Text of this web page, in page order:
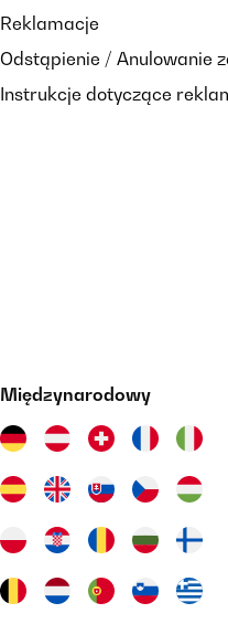
Reklamacje
Odstąpienie / Anulowanie
Instrukcje dotyczące
Międzynarodowy